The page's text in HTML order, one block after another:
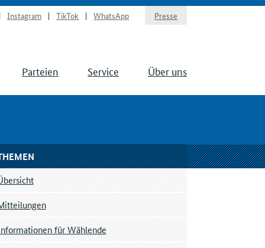
Instagram TikTok WhatsApp Presse
Parteien Service Über uns
für Wählende